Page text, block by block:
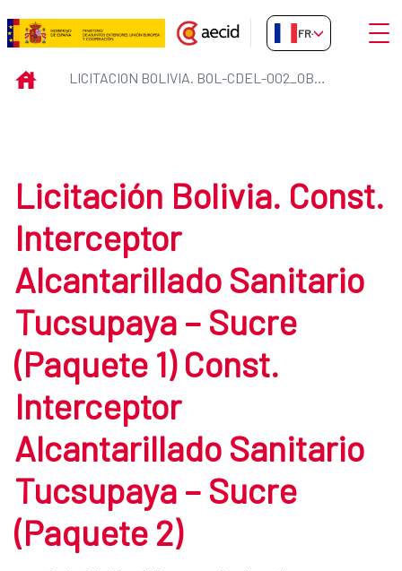
Saut au contenu principal
Licitacion Bolivia. BOL-CDEL-
FR-FR
INICIO LICITACION BOLIVIA. BOL-CDEL-002_OBRAS
Licitación Bolivia. Const.
Interceptor
Alcantarillado Sanitario
Tucsupaya – Sucre
(Paquete 1) Const.
Interceptor
Alcantarillado Sanitario
Tucsupaya – Sucre
(Paquete 2)